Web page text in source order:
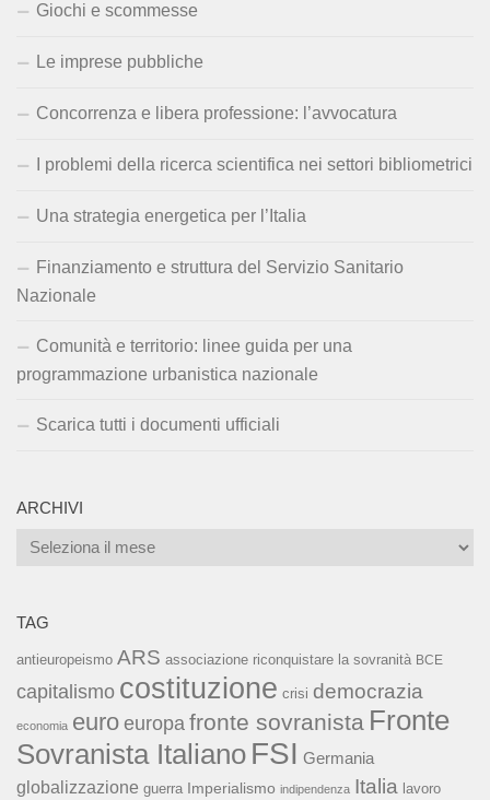
Giochi e scommesse
Le imprese pubbliche
Concorrenza e libera professione: l’avvocatura
I problemi della ricerca scientifica nei settori bibliometrici
Una strategia energetica per l’Italia
Finanziamento e struttura del Servizio Sanitario
Nazionale
Comunità e territorio: linee guida per una
programmazione urbanistica nazionale
Scarica tutti i documenti ufficiali
ARCHIVI
Archivi
TAG
antieuropeismo ARS associazione riconquistare la sovranità BCE
capitalismo costituzione crisi democrazia
economia euro europa fronte sovranista Fronte
Sovranista Italiano FSI Germania
globalizzazione guerra Imperialismo indipendenza Italia lavoro